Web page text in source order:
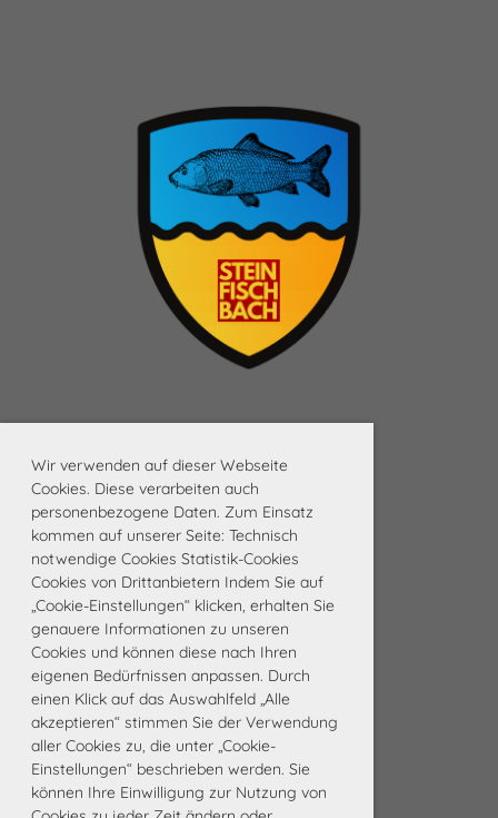
Wir verwenden auf dieser Webseite
Cookies. Diese verarbeiten auch
personenbezogene Daten. Zum Einsatz
kommen auf unserer Seite: Technisch
notwendige Cookies Statistik-Cookies
Cookies von Drittanbietern Indem Sie auf
„Cookie-Einstellungen“ klicken, erhalten Sie
genauere Informationen zu unseren
Cookies und können diese nach Ihren
eigenen Bedürfnissen anpassen. Durch
einen Klick auf das Auswahlfeld „Alle
akzeptieren“ stimmen Sie der Verwendung
aller Cookies zu, die unter „Cookie-
Einstellungen“ beschrieben werden. Sie
können Ihre Einwilligung zur Nutzung von